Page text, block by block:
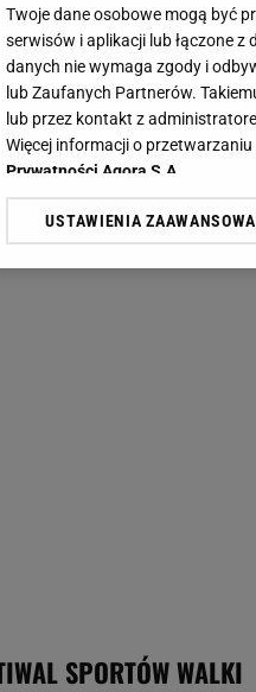
SPORTÓW WALKI
Twoje dane osobowe mogą być
serwisów i aplikacji lub łączone
danych nie wymaga zgody i
lub Zaufanych Partnerów.
lub przez kontakt z
Więcej informacji o
Prywatności Agora S.A.
Klikając „Akceptuję” wyrażasz
Zaufanych Partnerów i Agora
USTAWIENIA